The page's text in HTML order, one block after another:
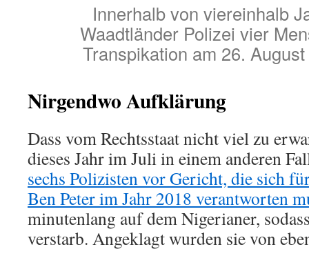
Innerhalb von viereinhalb
Waadtländer Polizei vier
Transpikation am 26.
Nirgendwo Aufklärung
Dass vom Rechtsstaat nicht viel zu
dieses Jahr im Juli in einem anderen
sechs Polizisten vor Gericht, die sich
Ben Peter im Jahr 2018 verantworten
minutenlang auf dem Nigerianer,
verstarb. Angeklagt wurden sie von